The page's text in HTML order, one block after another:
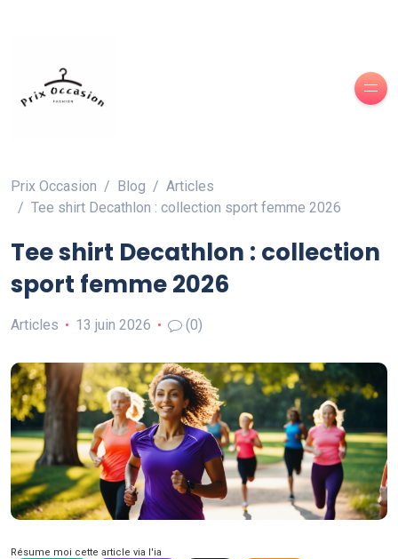
Prix Occasion Blog
Articles
Tee shirt Decathlon : collection sport femme 2026
Tee shirt Decathlon : collection
sport femme 2026
Articles 13 juin 2026 (0)
Résume moi cette article via l'ia